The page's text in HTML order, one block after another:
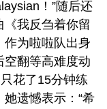
！”随后还
我反刍着你留
作为啦啦队出身
空翻等高难度动
花了15分钟练
遗憾表示：“希